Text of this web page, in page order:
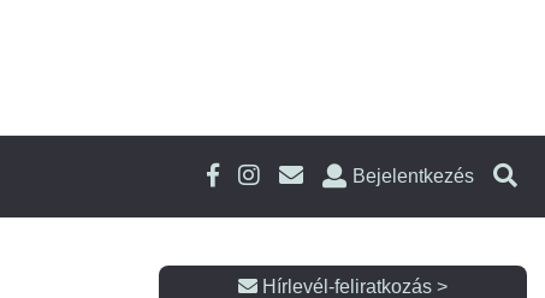
Bejelentkezés
Hírlevél-feliratkozás >